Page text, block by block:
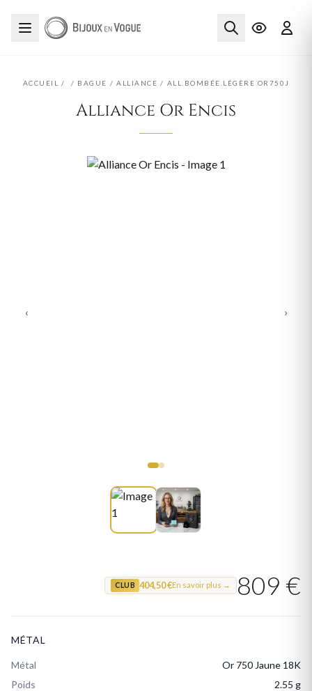
ACCUEIL / / BAGUE / ALLIANCE / ALL.BOMBÉE.LÉGÈRE OR750J
Alliance Or Encis
‹ ›
CLUB 404,50 €En savoir plus → 809 €
MÉTAL
Métal
Or 750 Jaune 18K
Poids
2.55 g